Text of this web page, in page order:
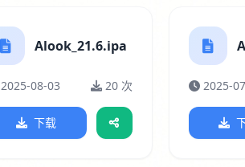
Alook_21.6.ipa
2025-08-03 20 次
下载
2025-